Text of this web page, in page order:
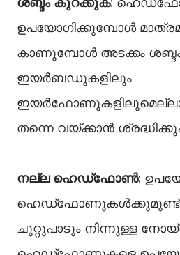
ഉപയോഗിക്കുമ്പോള്‍
കാണുമ്പോള്‍ അടക്കം
ഇയര്‍ബഡുകളിലും
തന്നെ വയ്ക്കാന്‍
നല്ല ഹെഡ്‌ഫോണ്‍:
ഹെഡ്‌ഫോണുകള്‍ക്കുമുണ്ട്
ചുറ്റുപാടും നിന്നുള്ള